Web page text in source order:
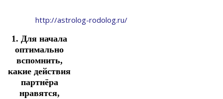
http://astrolog-rodolog.ru/
1. Для начала
оптимально
вспомнить,
какие действия
партнёра
нравятся,